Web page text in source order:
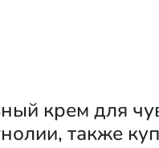
крем для
также